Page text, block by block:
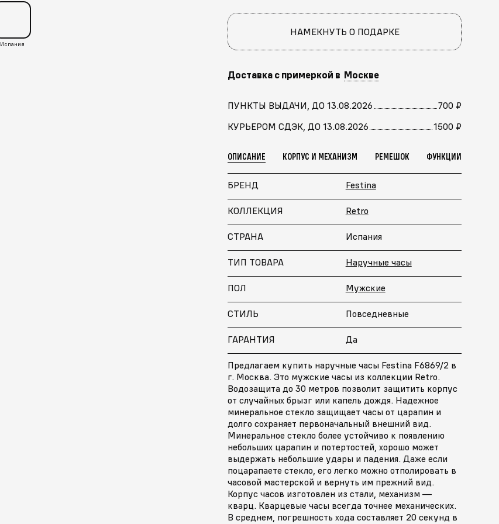
Испания
НАМЕКНУТЬ О ПОДАРКЕ
Доставка с примеркой в Москве
ПУНКТЫ ВЫДАЧИ, ДО 13.08.2026
700 ₽
КУРЬЕРОМ СДЭК, ДО 13.08.2026
1500 ₽
ОПИСАНИЕ КОРПУС И МЕХАНИЗМ РЕМЕШОК ФУНКЦИИ
БРЕНД Festina
КОЛЛЕКЦИЯ Retro
СТРАНА Испания
ТИП ТОВАРА Наручные часы
ПОЛ Мужские
СТИЛЬ Повседневные
ГАРАНТИЯ Да
Предлагаем купить наручные часы Festina F6869/2 в
г. Москва. Это мужские часы из коллекции Retro.
Водозащита до 30 метров позволит защитить корпус
от случайных брызг или капель дождя. Надежное
минеральное стекло защищает часы от царапин и
долго сохраняет первоначальный внешний вид.
Минеральное стекло более устойчиво к появлению
небольших царапин и потертостей, хорошо может
выдержать небольшие удары и падения. Даже если
поцарапаете стекло, его легко можно отполировать в
часовой мастерской и вернуть им прежний вид.
Корпус часов изготовлен из стали, механизм —
кварц. Кварцевые часы всегда точнее механических.
В среднем, погрешность хода составляет 20 секунд в